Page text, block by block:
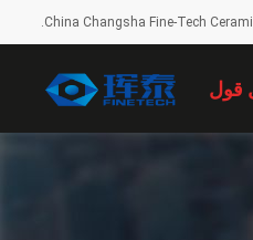
China Changsha Fine-Tech
قول